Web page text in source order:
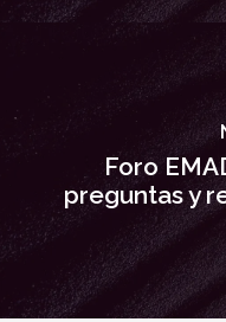
Foro
preguntas y